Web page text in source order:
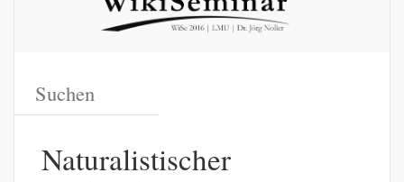
Naturalistischer